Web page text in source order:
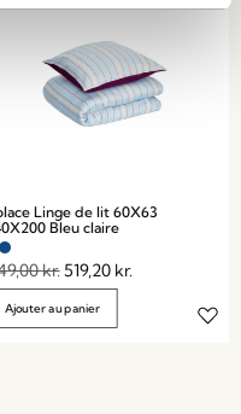
Linge de lit 60X63
Bleu claire
kr.519,20 kr.
Ajouter au panier